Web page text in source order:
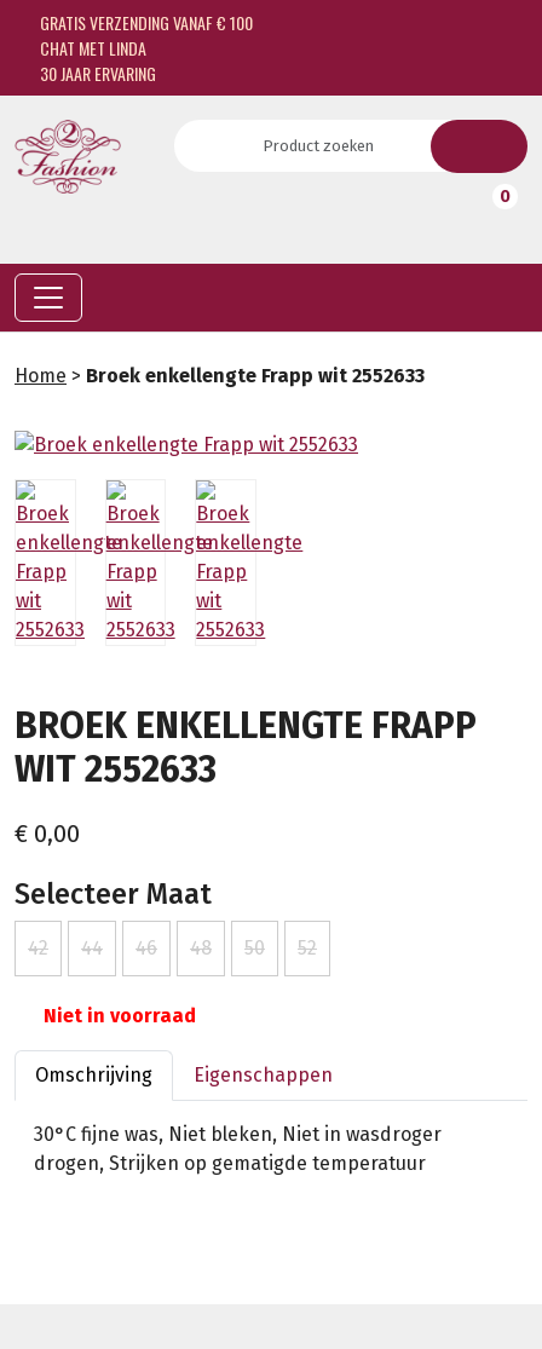
GRATIS VERZENDING VANAF € 100
CHAT MET LINDA
30 JAAR ERVARING
0
Home > Broek enkellengte Frapp wit 2552633
BROEK ENKELLENGTE FRAPP
WIT 2552633
€ 0,00
Selecteer Maat
42 44 46 48 50 52
Niet in voorraad
Omschrijving Eigenschappen
30°C fijne was, Niet bleken, Niet in wasdroger
drogen, Strijken op gematigde temperatuur